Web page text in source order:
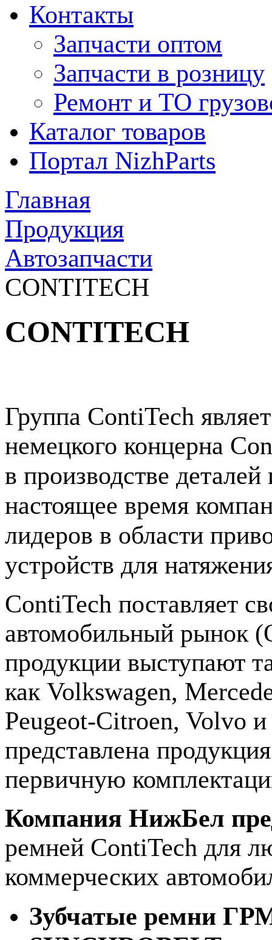
Контакты
Запчасти оптом
Запчасти в розницу
Ремонт и ТО
Каталог товаров
Портал NizhParts
Главная
Продукция
Автозапчасти
CONTITECH
CONTITECH
Группа ContiTech
немецкого концерна
в производстве
настоящее время
лидеров в области
устройств для
ContiTech поставляет
автомобильный рынок
продукции выступают
как Volkswagen,
Peugeot-Citroen, Volvo
представлена
первичную
Компания НижБел
ремней ContiTech для
коммерческих
Зубчатые ремни